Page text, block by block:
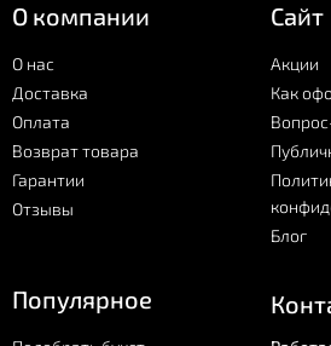
О компании
О нас
Доставка
Оплата
Возврат товара
Гарантии
Отзывы
Сайт
Акции
Как
Блог
Популярное